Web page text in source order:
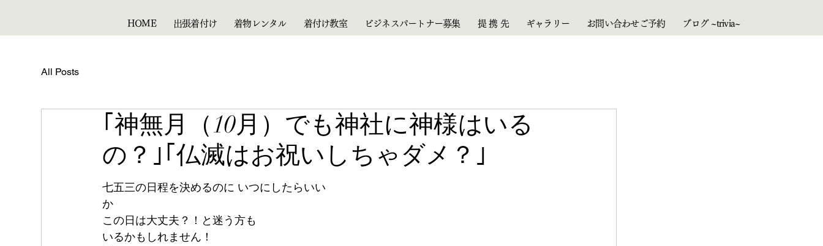
HOME 出張着付け 着物レンタル 着付け教室 ビジネスパートナー募集 提 携 先 ギャラリー お問い合わせご予約 ブログ ~trivia~
All Posts
｢神無月（10月）でも神社に神様はいる
の？｣｢仏滅はお祝いしちゃダメ？｣
七五三の日程を決めるのに いつにしたらいい
か
この日は大丈夫？！と迷う方も
いるかもしれません！